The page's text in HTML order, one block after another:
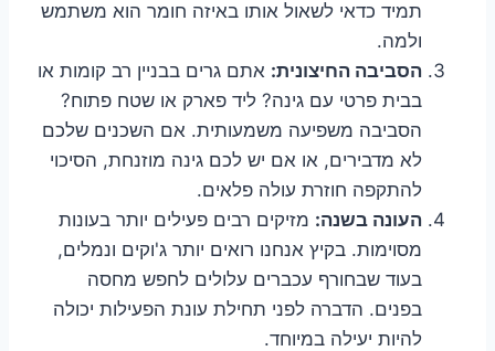
תמיד כדאי לשאול אותו באיזה חומר הוא משתמש
ולמה.
הסביבה החיצונית: אתם גרים בבניין רב קומות או
בבית פרטי עם גינה? ליד פארק או שטח פתוח?
הסביבה משפיעה משמעותית. אם השכנים שלכם
לא מדבירים, או אם יש לכם גינה מוזנחת, הסיכוי
להתקפה חוזרת עולה פלאים.
העונה בשנה: מזיקים רבים פעילים יותר בעונות
מסוימות. בקיץ אנחנו רואים יותר ג'וקים ונמלים,
בעוד שבחורף עכברים עלולים לחפש מחסה
בפנים. הדברה לפני תחילת עונת הפעילות יכולה
להיות יעילה במיוחד.